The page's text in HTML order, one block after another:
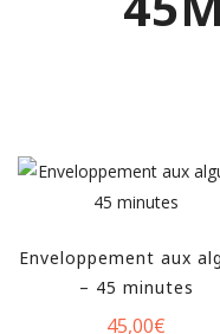
Enveloppement aux
– 45 minutes
45,00€